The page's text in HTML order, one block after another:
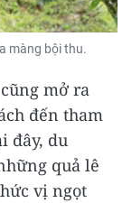
màng bội thu.
mở ra
đến tham
đây, du
quả lê
vị ngọt